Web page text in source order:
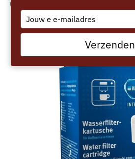
Home
Type
your
email
Verzenden